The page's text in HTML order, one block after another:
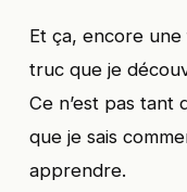
Et ça, encore
truc que je
Ce n’est pas tant
que je sais
apprendre.